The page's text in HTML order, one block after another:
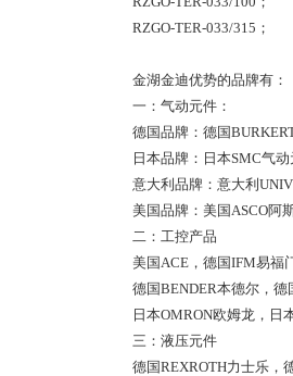
RZGO-TER-033/315；
金湖金迪优势的品牌有：
一：气动元件：
德国品牌：德国
日本品牌：日本SMC气
意大利品牌：意大利
美国品牌：美国ASCO阿
二：工控产品
美国ACE，德国IFM易福
德国BENDER本德尔，
日本OMRON欧姆龙，日
三：液压元件
德国REXROTH力士乐，